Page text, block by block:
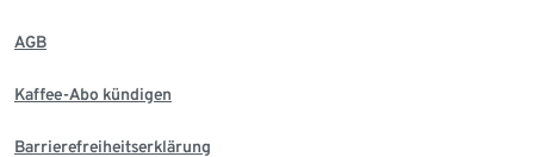
AGB
Kaffee-Abo kündigen
Barrierefreiheitserklärung